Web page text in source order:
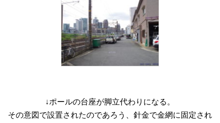
↓ポールの台座が脚立代わりになる。
その意図で設置されたのであろう、針金で金網に固定され